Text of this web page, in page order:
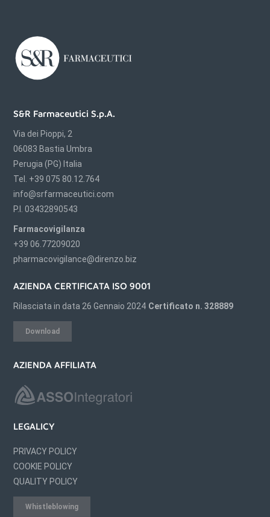
S&R Farmaceutici S.p.A.
Via dei Pioppi, 2
06083 Bastia Umbra
Perugia (PG) Italia
Tel. +39 075 80.12.764
info@srfarmaceutici.com
P.I. 03432890543
Farmacovigilanza
+39 06.77209020
pharmacovigilance@direnzo.biz
AZIENDA CERTIFICATA ISO 9001
Rilasciata in data 26 Gennaio 2024 Certificato n. 328889
Download
AZIENDA AFFILIATA
LEGALICY
PRIVACY POLICY
COOKIE POLICY
QUALITY POLICY
Whistleblowing